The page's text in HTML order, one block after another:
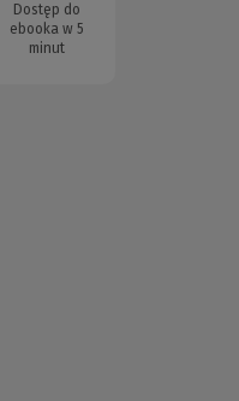
Dostęp do
ebooka w 5
minut